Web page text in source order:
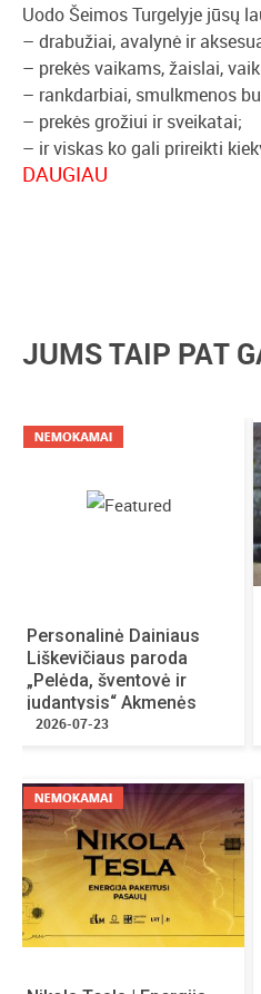
Uodo Šeimos Turgelyje jūsų
– drabužiai, avalynė ir
– prekės vaikams, žaislai,
– rankdarbiai, smulkmenos
– prekės grožiui ir sveikatai;
– ir viskas ko gali prireikti
Įėjimas NEMOKAMAS, nes
DAUGIAU
JUMS TAIP PAT
Personalinė Dainiaus
Liškevičiaus paroda
„Pelėda, šventovė ir
judantysis“ Akmenės
kultūros namuose
2026-07-23